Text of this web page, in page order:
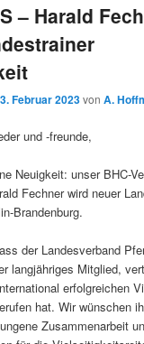
– Harald
Februar 2023vonA.
und -freunde,
Neuigkeit: unser BHC-
Fechner wird neuer
Brandenburg.
der Landesverband
langjähriges Mitglied,
erfolgreichen
hat. Wir wünschen
Zusammenarbeit